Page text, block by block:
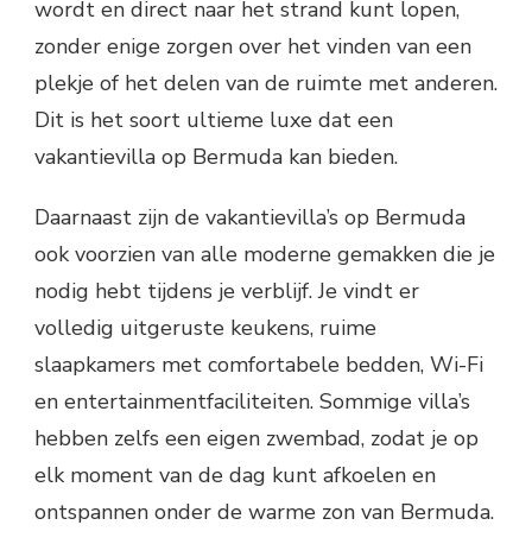
wordt en direct naar het strand kunt lopen,
zonder enige zorgen over het vinden van een
plekje of het delen van de ruimte met anderen.
Dit is het soort ultieme luxe dat een
vakantievilla op Bermuda kan bieden.
Daarnaast zijn de vakantievilla’s op Bermuda
ook voorzien van alle moderne gemakken die je
nodig hebt tijdens je verblijf. Je vindt er
volledig uitgeruste keukens, ruime
slaapkamers met comfortabele bedden, Wi-Fi
en entertainmentfaciliteiten. Sommige villa’s
hebben zelfs een eigen zwembad, zodat je op
elk moment van de dag kunt afkoelen en
ontspannen onder de warme zon van Bermuda.